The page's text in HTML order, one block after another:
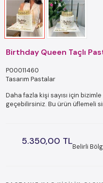
Birthday Queen Taçlı
P00011460
Tasarım Pastalar
Daha fazla kişi sayısı için
geçebilirsiniz. Bu ürün üflemeli
5.350,00 TLBelirli